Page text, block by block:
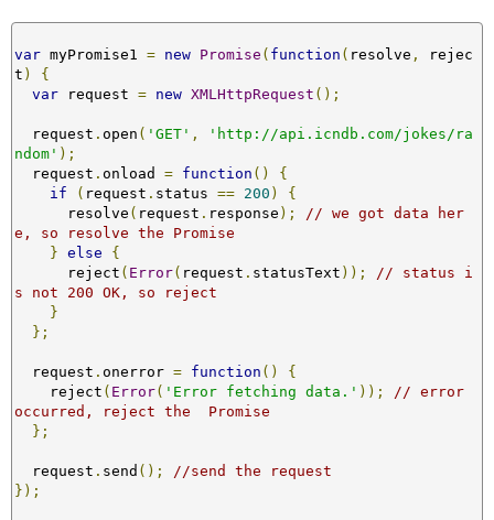
var myPromise1 = new Promise ( function ( resolve ,
rejec
t )
{
var request = new XMLHttpRequest ();
  request
. open ( 'GET' ,
'http://api.icndb.com/jokes/ra
ndom' );
  request
. onload = function ()
{
if
( request . status == 200 )
{
      resolve
( request . response );
// we got data her
e, so resolve the Promise
} else
{
      reject
( Error( request . statusText ));
// status i
s not 200 OK, so reject
}
};
  request
. onerror = function ()
{
    reject
( Error( 'Error fetching data.' ));
// error
occurred, reject the  Promise
};
  request
. send ();
//send the request
});